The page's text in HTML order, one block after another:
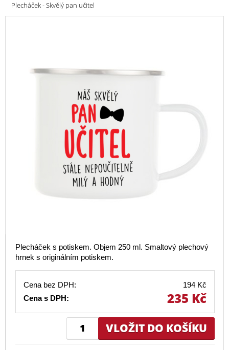
Plecháček - Skvělý pan učitel
Plecháček s potiskem. Objem 250 ml. Smaltový plechový
hrnek s originálním potiskem.
Cena bez DPH:
194 Kč
Cena s DPH:
235 Kč